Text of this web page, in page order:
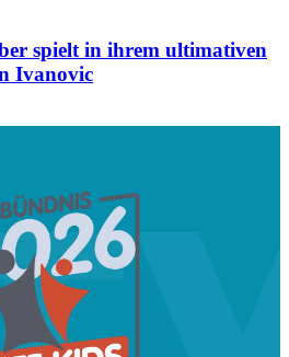
spielt in ihrem ultimativen
Ivanovic